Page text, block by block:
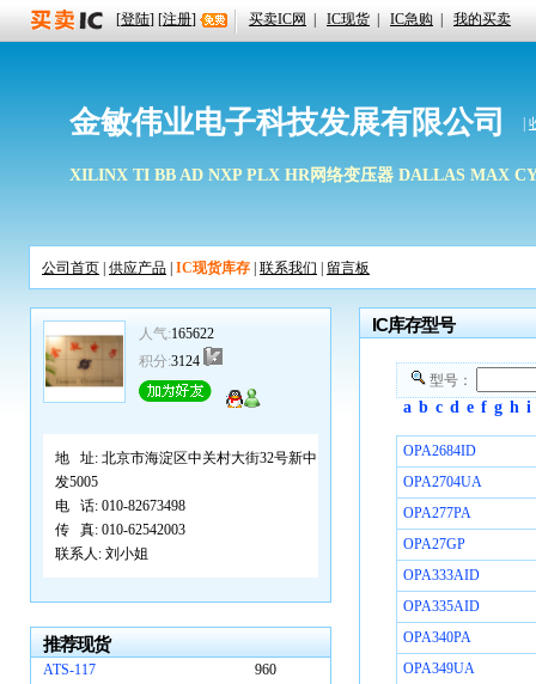
[登陆] [注册] 买卖IC网 IC现货 IC急购 我的买卖
金敏伟业电子科技发展有限公司
XILINX TI BB AD NXP PLX HR网络变压器 DALLAS MAX
公司首页 供应产品 IC现货库存 联系我们 留言板
人气:165622
积分:3124
地 址: 北京市海淀区中关村大街32号新中
发5005
电 话: 010-82673498
传 真: 010-62542003
联系人: 刘小姐
推荐现货
ATS-117
960
IC库存型号
型号：
a b c d e f g h i
OPA2684ID
OPA2704UA
OPA277PA
OPA27GP
OPA333AID
OPA335AID
OPA340PA
OPA349UA